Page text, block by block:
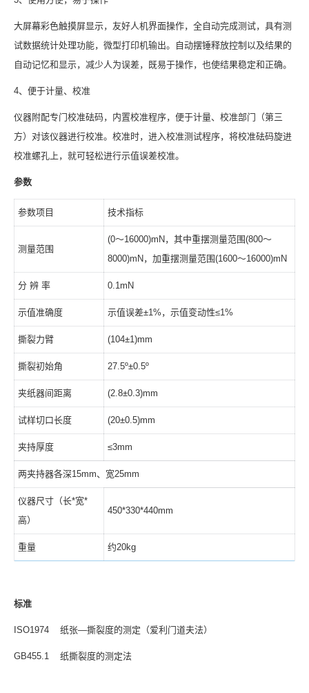
大屏幕彩色触摸屏显示，友好人机界面操作，全自动完成测试，具有测
试数据统计处理功能，微型打印机输出。自动摆锤释放控制以及结果的
自动记忆和显示，减少人为误差，既易于操作，也使结果稳定和正确。
4、便于计量、校准
仪器附配专门校准砝码，内置校准程序，便于计量、校准部门（第三
方）对该仪器进行校准。校准时，进入校准测试程序，将校准砝码旋进
校准螺孔上，就可轻松进行示值误差校准。
参数
参数项目 技术指标
测量范围
(0～16000)mN，其中重摆测量范围(800～
8000)mN，加重摆测量范围(1600～16000)mN
分 辨 率 0.1mN
示值准确度 示值误差±1%，示值变动性≤1%
撕裂力臂 (104±1)mm
撕裂初始角 27.5º±0.5º
夹纸器间距离 (2.8±0.3)mm
试样切口长度 (20±0.5)mm
夹持厚度 ≤3mm
两夹持器各深15mm、宽25mm
仪器尺寸（长*宽*
高）
450*330*440mm
重量 约20kg
标准
ISO1974 纸张—撕裂度的测定（爱利门道夫法）
GB455.1 纸撕裂度的测定法